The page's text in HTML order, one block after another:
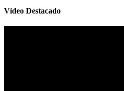
Vídeo Destacado